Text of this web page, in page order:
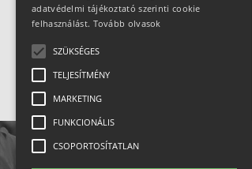
adatvédelmi tájékoztató szerinti cookie
felhasználást. Tovább olvasok
SZÜKSÉGES
TELJESÍTMÉNY
MARKETING
FUNKCIONÁLIS
CSOPORTOSÍTATLAN